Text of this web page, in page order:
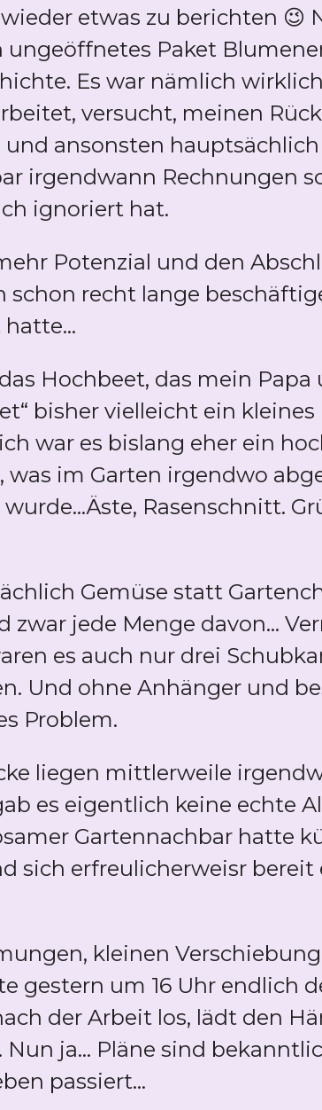
etwas zu berichten 😉
Paket
Es war nämlich
versucht, meinen
ansonsten
irgendwann Rechnungen
ignoriert hat.
Potenzial und den
schon recht lange
Hochbeet, das mein Papa
bisher vielleicht ein kleines
war es bislang eher ein
im Garten irgendwo
Rasenschnitt.
Gemüse statt
zwar jede Menge davon...
es auch nur drei
Und ohne Anhänger und
Problem.
liegen mittlerweile
es eigentlich keine echte
Gartennachbar hatte
sich erfreulicherweisr
kleinen
gestern um 16 Uhr endlich
der Arbeit los, lädt den
ja... Pläne sind
passiert...